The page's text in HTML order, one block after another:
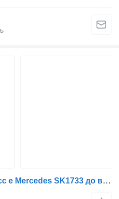
Кабіна Mercedes-Benz Occ e Mercedes SK1733 до вантажівки